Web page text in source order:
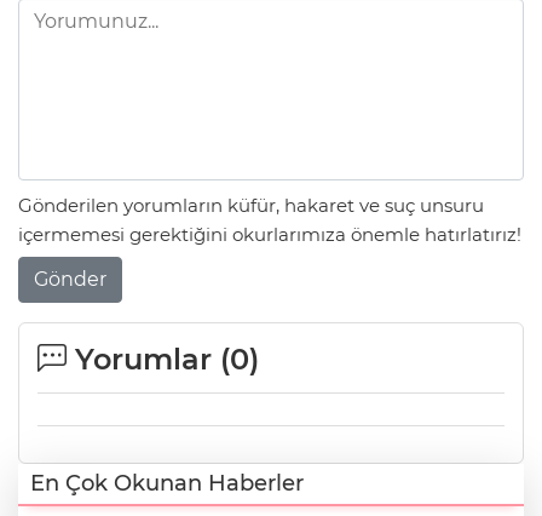
Gönderilen yorumların küfür, hakaret ve suç unsuru
içermemesi gerektiğini okurlarımıza önemle hatırlatırız!
Gönder
Yorumlar (0)
En Çok Okunan Haberler